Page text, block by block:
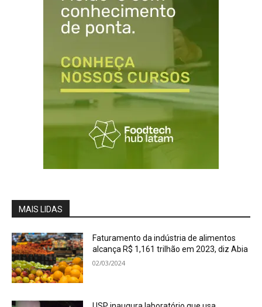
MAIS LIDAS
Faturamento da indústria de alimentos
alcança R$ 1,161 trilhão em 2023, diz Abia
02/03/2024